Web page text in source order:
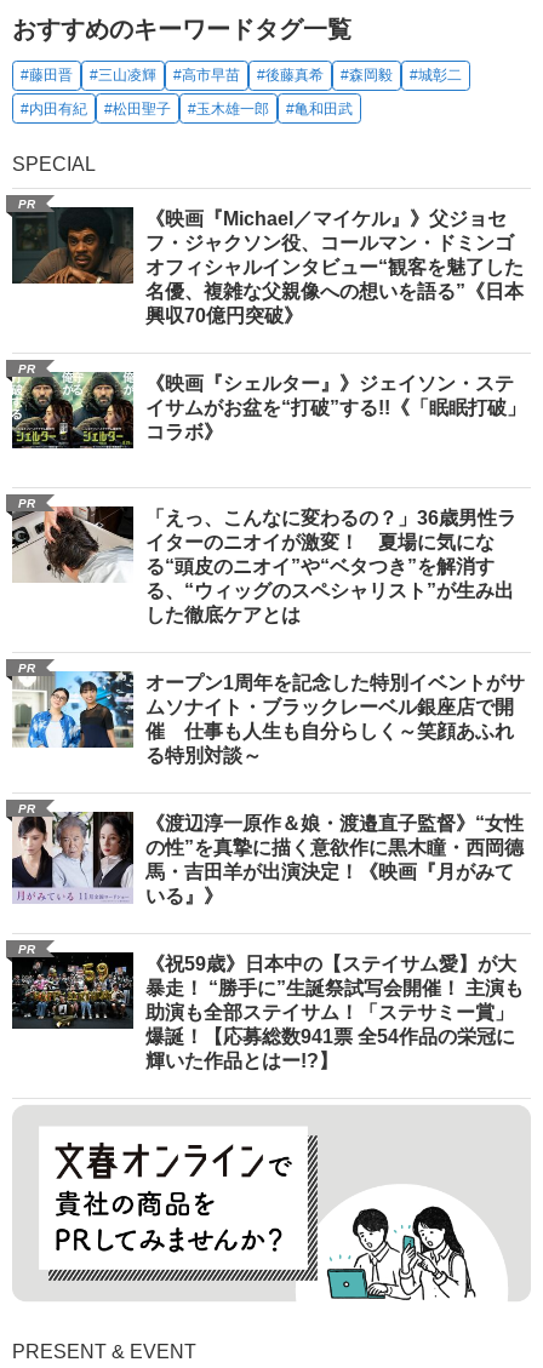
おすすめのキーワードタグ一覧
#藤田晋 #三山凌輝 #高市早苗 #後藤真希 #森岡毅
#城彰二
#内田有紀
#松田聖子 #玉木雄一郎 #亀和田武
SPECIAL
PR
《映画『Michael／マイケル』》父ジョセ
フ・ジャクソン役、コールマン・ドミンゴ
オフィシャルインタビュー“観客を魅了した
名優、複雑な父親像への想いを語る”《日本
興収70億円突破》
PR
《映画『シェルター』》ジェイソン・ステ
イサムがお盆を“打破”する!!《「眠眠打破」
コラボ》
PR
「えっ、こんなに変わるの？」36歳男性ラ
イターのニオイが激変！ 夏場に気にな
る“頭皮のニオイ”や“ベタつき”を解消す
る、“ウィッグのスペシャリスト”が生み出
した徹底ケアとは
PR
オープン1周年を記念した特別イベントがサ
ムソナイト・ブラックレーベル銀座店で開
催 仕事も人生も自分らしく～笑顔あふれ
る特別対談～
PR
《渡辺淳一原作＆娘・渡邉直子監督》“女性
の性”を真摯に描く意欲作に黒木瞳・西岡德
馬・吉田羊が出演決定！《映画『月がみて
いる』》
PR
《祝59歳》日本中の【ステイサム愛】が大
暴走！ “勝手に”生誕祭試写会開催！ 主演も
助演も全部ステイサム！「ステサミー賞」
爆誕！【応募総数941票 全54作品の栄冠に
輝いた作品とはー!?】
PRESENT & EVENT